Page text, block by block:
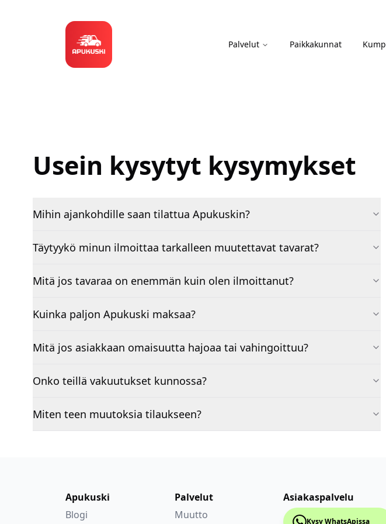
Palvelut Paikkakunnat
Usein kysytyt kysymykset
Mihin ajankohdille saan tilattua Apukuskin?
Täytyykö minun ilmoittaa tarkalleen muutettavat tavarat?
Mitä jos tavaraa on enemmän kuin olen ilmoittanut?
Kuinka paljon Apukuski maksaa?
Mitä jos asiakkaan omaisuutta hajoaa tai vahingoittuu?
Onko teillä vakuutukset kunnossa?
Miten teen muutoksia tilaukseen?
Apukuski
Blogi
Palvelut
Muutto
Asiakaspalvelu
Kysy WhatsApissa